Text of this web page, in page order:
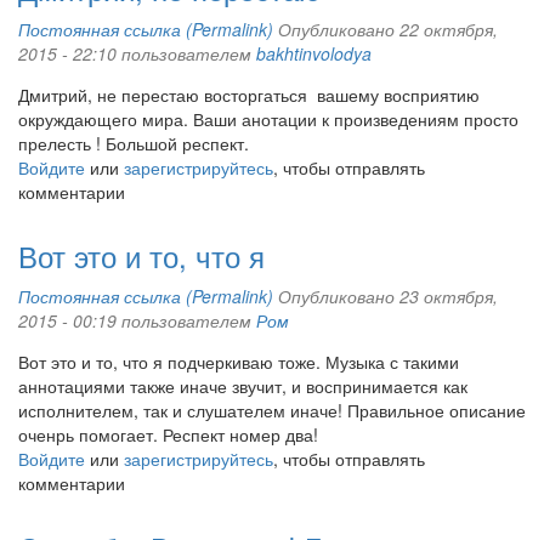
Постоянная ссылка (Permalink) Опубликовано 22 октября,
2015 - 22:10 пользователем bakhtinvolodya
Дмитрий, не перестаю восторгаться вашему восприятию
окруждающего мира. Ваши анотации к произведениям просто
прелесть ! Большой респект.
Войдите или зарегистрируйтесь, чтобы отправлять
комментарии
Вот это и то, что я
Постоянная ссылка (Permalink) Опубликовано 23 октября,
2015 - 00:19 пользователем Ром
Вот это и то, что я подчеркиваю тоже. Музыка с такими
аннотациями также иначе звучит, и воспринимается как
исполнителем, так и слушателем иначе! Правильное описание
оченрь помогает. Респект номер два!
Войдите или зарегистрируйтесь, чтобы отправлять
комментарии